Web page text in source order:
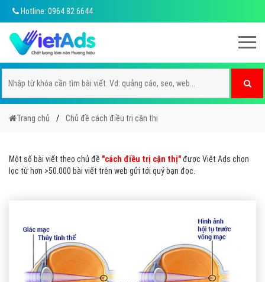
Hotline: 0964 82 6644
Trang chủ Chủ đề cách điều trị cận thị
Một số bài viết theo chủ đề "cách điều trị cận thị"được Việt Ads chọn
lọc từ hơn >50.000 bài viết trên web gửi tới quý bạn đọc.